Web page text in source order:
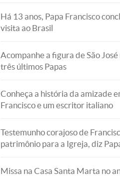
Há 13 anos, Papa Francisco
visita ao Brasil
Acompanhe a figura de São José
três últimos Papas
Conheça a história da amizade
Francisco e um escritor italiano
Testemunho corajoso de
patrimônio para a Igreja, diz
Missa na Casa Santa Marta no